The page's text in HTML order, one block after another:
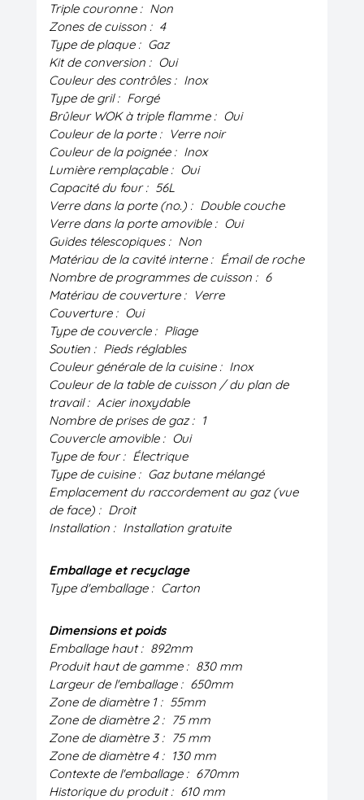
Triple couronne : Non
Zones de cuisson : 4
Type de plaque : Gaz
Kit de conversion : Oui
Couleur des contrôles : Inox
Type de gril : Forgé
Brûleur WOK à triple flamme : Oui
Couleur de la porte : Verre noir
Couleur de la poignée : Inox
Lumière remplaçable : Oui
Capacité du four : 56L
Verre dans la porte (no.) : Double couche
Verre dans la porte amovible : Oui
Guides télescopiques : Non
Matériau de la cavité interne : Émail de roche
Nombre de programmes de cuisson : 6
Matériau de couverture : Verre
Couverture : Oui
Type de couvercle : Pliage
Soutien : Pieds réglables
Couleur générale de la cuisine : Inox
Couleur de la table de cuisson / du plan de
travail : Acier inoxydable
Nombre de prises de gaz : 1
Couvercle amovible : Oui
Type de four : Électrique
Type de cuisine : Gaz butane mélangé
Emplacement du raccordement au gaz (vue
de face) : Droit
Installation : Installation gratuite
Emballage et recyclage
Type d'emballage : Carton
Dimensions et poids
Emballage haut : 892mm
Produit haut de gamme : 830 mm
Largeur de l'emballage : 650mm
Zone de diamètre 1 : 55mm
Zone de diamètre 2 : 75 mm
Zone de diamètre 3 : 75 mm
Zone de diamètre 4 : 130 mm
Contexte de l'emballage : 670mm
Historique du produit : 610 mm